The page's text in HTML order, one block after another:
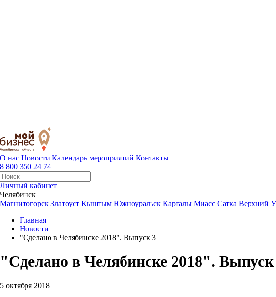
О нас Новости Календарь мероприятий Контакты
8 800 350 24 74
Личный кабинет
Челябинск
Магнитогорск Златоуст Кыштым Южноуральск Карталы Миасс Сатка Верхний
Главная
Новости
"Сделано в Челябинске 2018". Выпуск 3
"Сделано в Челябинске 2018". Выпуск
5 октября 2018